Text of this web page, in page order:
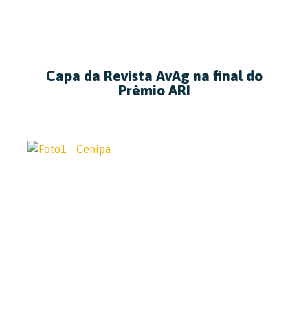
Capa da Revista AvAg na final do
Prêmio ARI